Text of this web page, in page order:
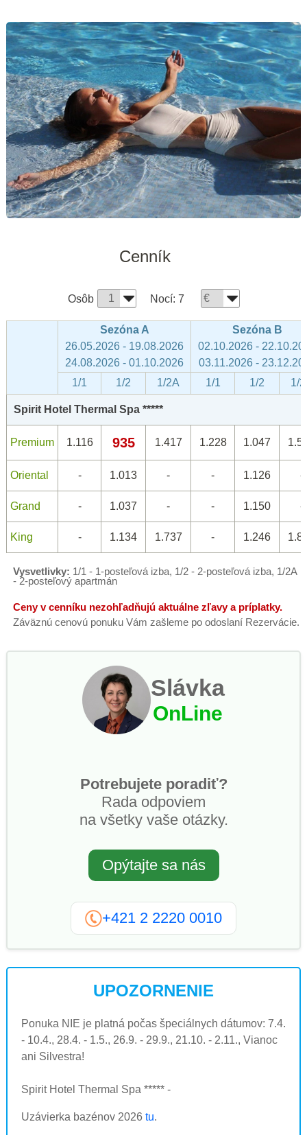
Cenník
Osôb Nocí: 7
Sezóna A
26.05.2026 - 19.08.2026
24.08.2026 - 01.10.2026
Sezóna B
02.10.2026 -
03.11.2026 -
1/1
1/2 1/2A 1/1 1/2 1/
Spirit Hotel Thermal Spa *****
Premium 1.116 935 1.417 1.228 1.047
Oriental - 1.013 - - 1.126 -
Grand - 1.037 - - 1.150 -
King - 1.134 1.737 - 1.246
Vysvetlivky: 1/1 - 1-posteľová izba, 1/2 - 2-posteľová izba, 1/2A
- 2-posteľový apartmán
Ceny v cenníku nezohľadňujú aktuálne zľavy a príplatky.
Záväznú cenovú ponuku Vám zašleme po odoslaní Rezervácie.
Slávka
OnLine
Potrebujete poradiť?
Rada odpoviem
na všetky vaše otázky.
Opýtajte sa nás
+421 2 2220 0010
UPOZORNENIE
Ponuka NIE je platná počas špeciálnych dátumov: 7.4.
- 10.4., 28.4. - 1.5., 26.9. - 29.9., 21.10. - 2.11., Vianoc
ani Silvestra!
Spirit Hotel Thermal Spa ***** -
Uzávierka bazénov 2026 tu.